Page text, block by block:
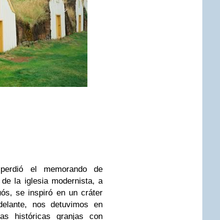
el memorando de
la iglesia modernista, a
se inspiró en un cráter
nos detuvimos en
históricas granjas con